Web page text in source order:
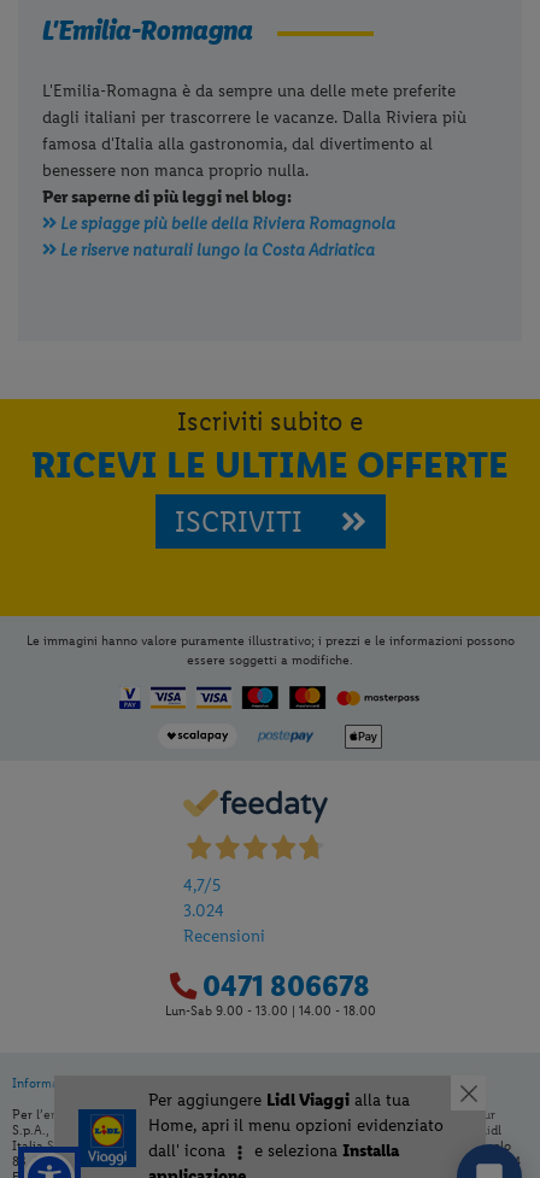
L'Emilia-Romagna
L'Emilia-Romagna è da sempre una delle mete preferite
dagli italiani per trascorrere le vacanze. Dalla Riviera più
famosa d'Italia alla gastronomia, dal divertimento al
benessere non manca proprio nulla.
Per saperne di più leggi nel blog:
Le spiagge più belle della Riviera Romagnola
Le riserve naturali lungo la Costa Adriatica
Iscriviti subito e
RICEVI LE ULTIME OFFERTE
ISCRIVITI
Le immagini hanno valore puramente illustrativo; i prezzi e le informazioni possono
essere soggetti a modifiche.
4,7/5
3.024
Recensioni
0471 806678
Lun-Sab 9.00 - 13.00 | 14.00 - 18.00
Informativa privacy
Per l’erogazione dei servizi di viaggio è responsabile /direzione tecnica Ignas Tour
S.p.A., Largo Cesare Battisti, 28 - 39044 Egna (BZ) - Italia, P.IVA: 01652670215. Lidl
Italia S.r.l. non è organizzatore né venditore del servizio viaggio, ai sensi dell’articolo
83 del Dlgs 206/2005. È venditore Ignas Tour S.p.A., Largo Cesare Battisti, 28 - 39044
Per aggiungere Lidl Viaggi alla tua
Home, apri il menu opzioni evidenziato
dall' icona
e selezionaInstalla